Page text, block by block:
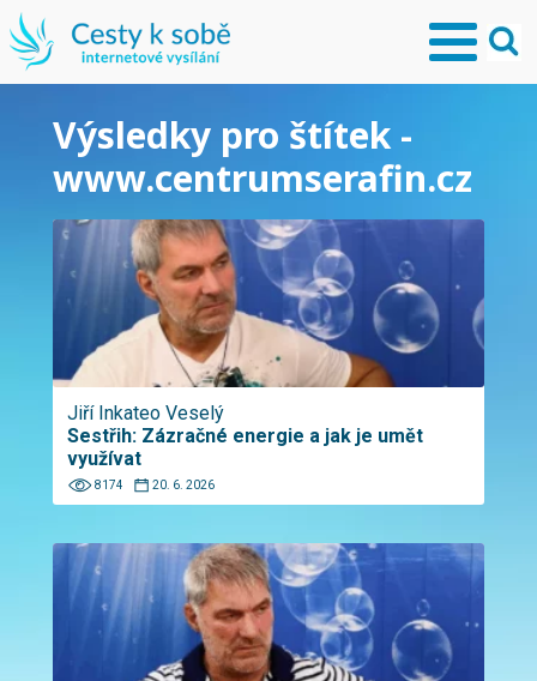
Výsledky pro štítek -
www.centrumserafin.cz
Jiří Inkateo Veselý
Sestřih: Zázračné energie a jak je umět
využívat
8174 20. 6. 2026